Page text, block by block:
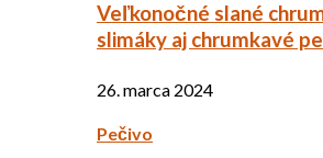
Veľkonočné slané
slimáky aj chrumkavé
26. marca 2024
Pečivo